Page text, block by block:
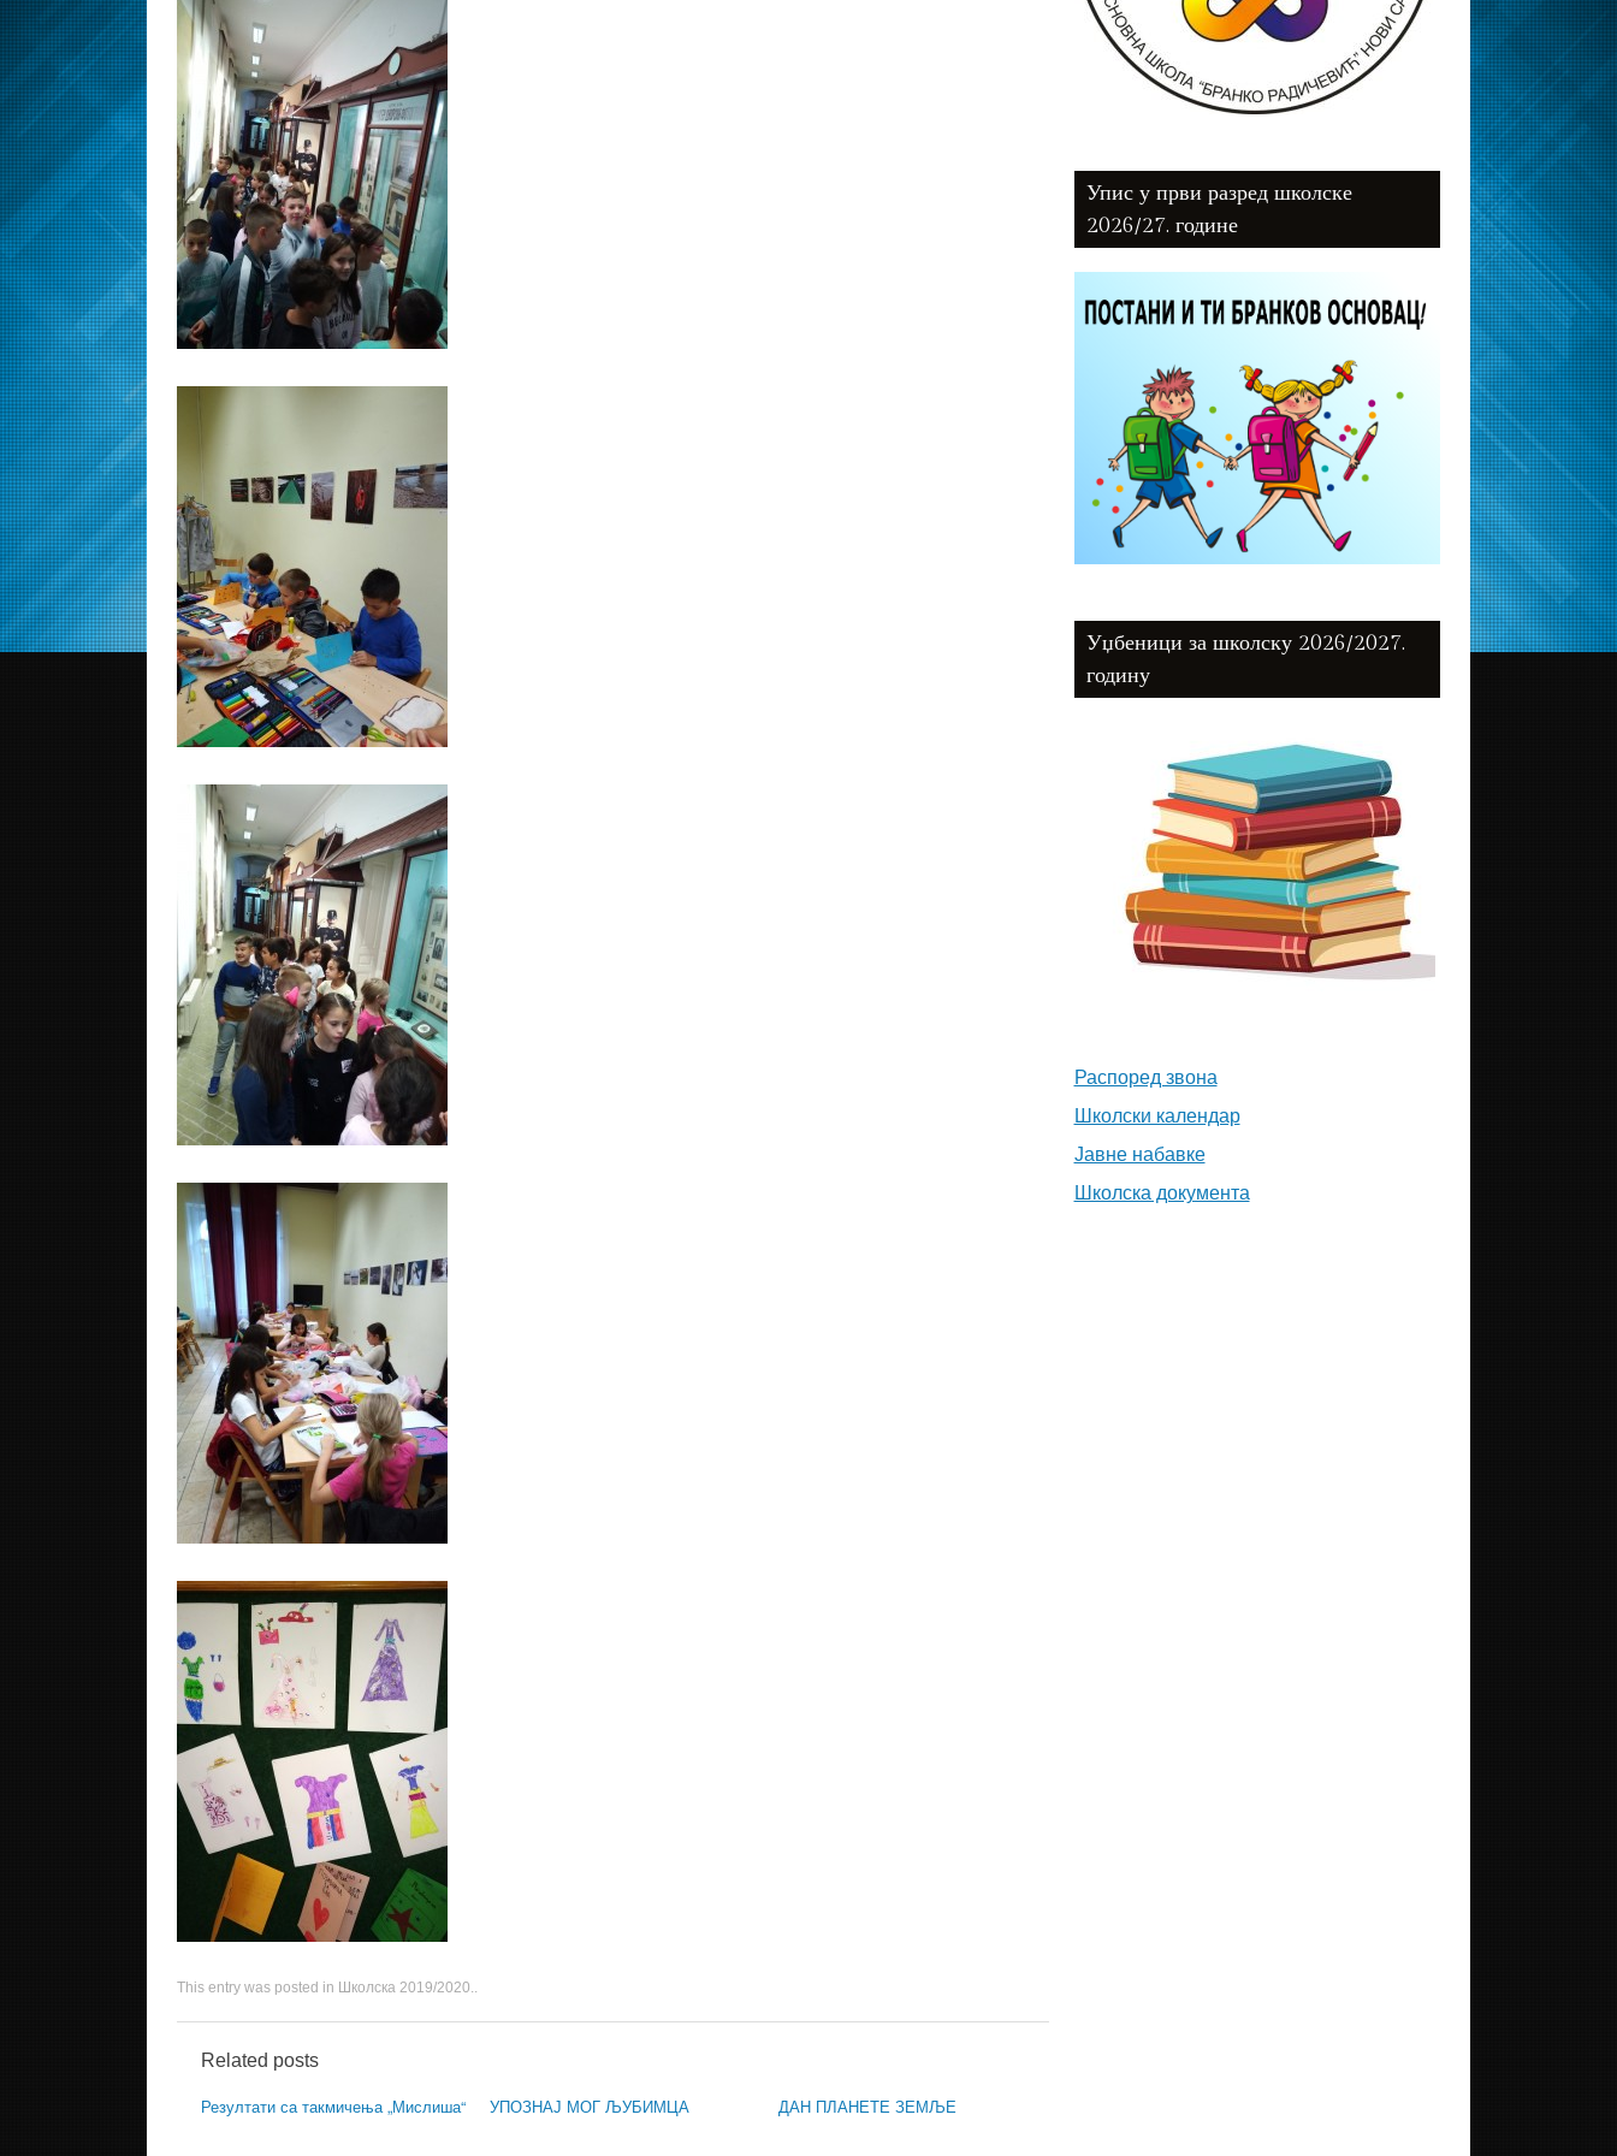
This entry was posted in Школска 2019/2020..
Related posts
Резултати са такмичења „Мислиша“ УПОЗНАЈ МОГ ЉУБИМЦА ДАН ПЛАНЕТЕ ЗЕМЉЕ
Упис у први разред школске
2026/27. године
Уџбеници за школску 2026/2027.
годину
Распоред звона
Школски календар
Јавне набавке
Школска документа